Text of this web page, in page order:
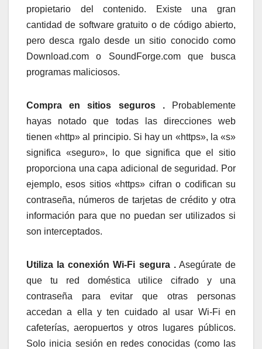
propietario del contenido. Existe una gran
cantidad de software gratuito o de código abierto,
pero desca rgalo desde un sitio conocido como
Download.com o SoundForge.com que busca
programas maliciosos.
Compra en sitios seguros .Probablemente
hayas notado que todas las direcciones web
tienen «http» al principio. Si hay un «https», la «s»
significa «seguro», lo que significa que el sitio
proporciona una capa adicional de seguridad. Por
ejemplo, esos sitios «https» cifran o codifican su
contraseña, números de tarjetas de crédito y otra
información para que no puedan ser utilizados si
son interceptados.
Utiliza la conexión Wi-Fi segura .Asegúrate de
que tu red doméstica utilice cifrado y una
contraseña para evitar que otras personas
accedan a ella y ten cuidado al usar Wi-Fi en
cafeterías, aeropuertos y otros lugares públicos.
Solo inicia sesión en redes conocidas (como las